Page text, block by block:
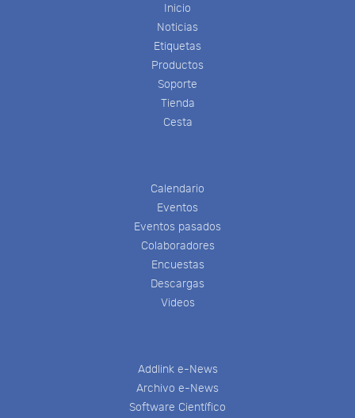
Inicio
Noticias
Etiquetas
Productos
Soporte
Tienda
Cesta
Calendario
Eventos
Eventos pasados
Colaboradores
Encuestas
Descargas
Videos
Addlink e-News
Archivo e-News
Software Científico